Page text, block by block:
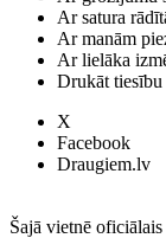
Ar satura
Ar manām
Ar lielāka
Drukāt tiesību
X
Facebook
Draugiem.lv
Šajā vietnē